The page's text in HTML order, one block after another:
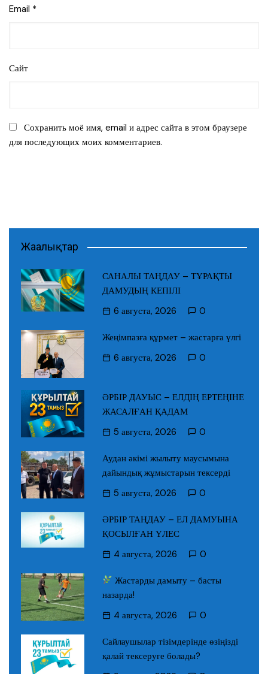
Email *
Сайт
Сохранить моё имя, email и адрес сайта в этом браузере
для последующих моих комментариев.
Жаңалықтар
САНАЛЫ ТАҢДАУ – ТҰРАҚТЫ
ДАМУДЫҢ КЕПІЛІ
6 августа, 2026
0
Жеңімпазға құрмет – жастарға үлгі
6 августа, 2026
0
ӘРБІР ДАУЫС – ЕЛДІҢ ЕРТЕҢІНЕ
ЖАСАЛҒАН ҚАДАМ
5 августа, 2026
0
Аудан әкімі жылыту маусымына
дайындық жұмыстарын тексерді
5 августа, 2026
0
ӘРБІР ТАҢДАУ – ЕЛ ДАМУЫНА
ҚОСЫЛҒАН ҮЛЕС
4 августа, 2026
0
Жастарды дамыту – басты
назарда!
4 августа, 2026
0
Сайлаушылар тізімдерінде өзіңізді
қалай тексеруге болады?